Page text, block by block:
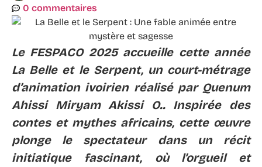
0 commentaires
Le FESPACO 2025 accueille cette année
La Belle et le Serpent, un court-métrage
d’animation ivoirien réalisé par Quenum
Ahissi Miryam Akissi O.. Inspirée des
contes et mythes africains, cette œuvre
plonge le spectateur dans un récit
initiatique fascinant, où l’orgueil et